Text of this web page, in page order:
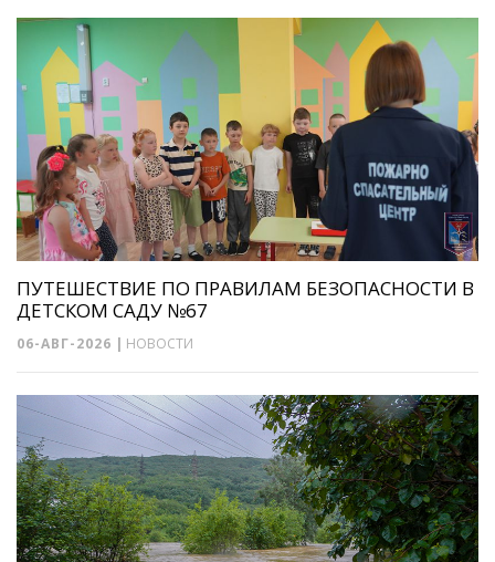
ПУТЕШЕСТВИЕ ПО ПРАВИЛАМ БЕЗОПАСНОСТИ В
ДЕТСКОМ САДУ №67
06-АВГ-2026 | НОВОСТИ